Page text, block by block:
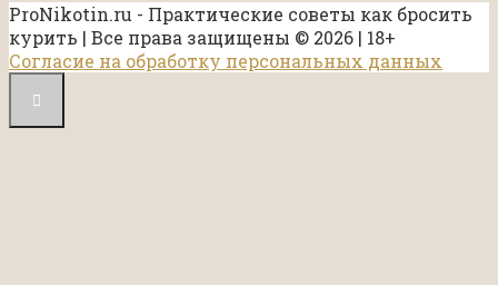
ProNikotin.ru - Практические советы как бросить
курить | Все права защищены © 2026 | 18+
Согласие на обработку персональных данных